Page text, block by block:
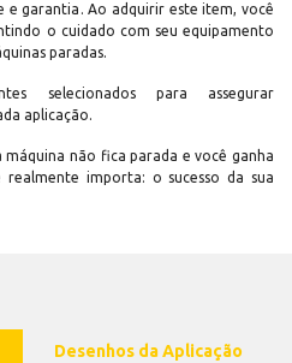
e garantia. Ao adquirir este item, você
o cuidado com seu equipamento
paradas.
selecionados para assegurar
aplicação.
máquina não fica parada e você ganha
importa: o sucesso da sua
Desenhos da Aplicação